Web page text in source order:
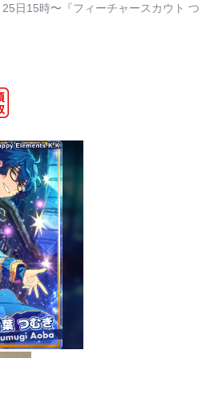
日15時〜『フィーチャースカウト つ